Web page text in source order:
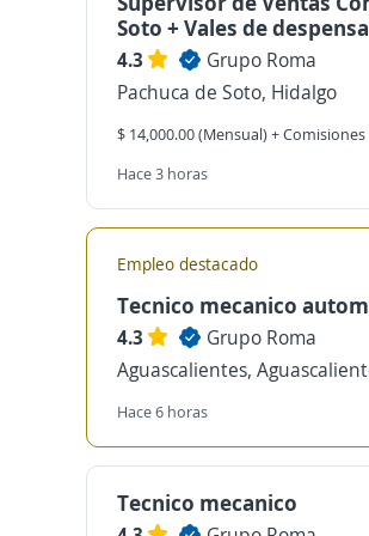
Soto + Vales de
4.3
Grupo Roma
Pachuca de Soto, Hidalgo
$ 14,000.00 (Mensual) + Comisiones
Hace 3 horas
Empleo destacado
Tecnico mecanico
4.3
Grupo Roma
Aguascalientes,
Hace 6 horas
Tecnico mecanico